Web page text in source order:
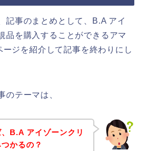
記事のまとめとして、B.A アイ
品を購入することができるアマ
ジを紹介して記事を終わりにし
のテーマは、
B.A アイゾーンクリ
かるの？